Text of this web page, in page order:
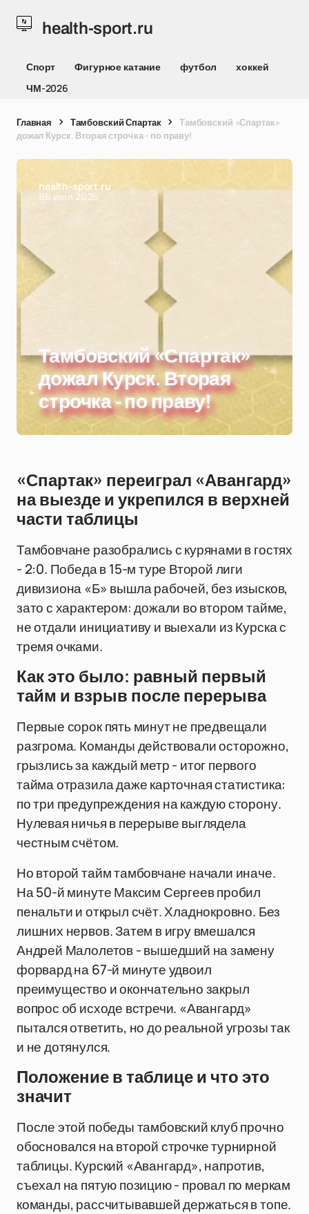
health-sport.ru
Спорт Фигурное катание футбол
хоккей
ЧМ-2026
Главная Тамбовский Спартак
Тамбовский «Спартак»
дожал Курск. Вторая строчка - по праву!
health-sport.ru
06 июл 2026
Тамбовский «Спартак»
дожал Курск. Вторая
строчка - по праву!
«Спартак» переиграл «Авангард»
на выезде и укрепился в верхней
части таблицы
Тамбовчане разобрались с курянами в гостях
- 2:0. Победа в 15-м туре Второй лиги
дивизиона «Б» вышла рабочей, без изысков,
зато с характером: дожали во втором тайме,
не отдали инициативу и выехали из Курска с
тремя очками.
Как это было: равный первый
тайм и взрыв после перерыва
Первые сорок пять минут не предвещали
разгрома. Команды действовали осторожно,
грызлись за каждый метр - итог первого
тайма отразила даже карточная статистика:
по три предупреждения на каждую сторону.
Нулевая ничья в перерыве выглядела
честным счётом.
Но второй тайм тамбовчане начали иначе.
На 50-й минуте Максим Сергеев пробил
пенальти и открыл счёт. Хладнокровно. Без
лишних нервов. Затем в игру вмешался
Андрей Малолетов - вышедший на замену
форвард на 67-й минуте удвоил
преимущество и окончательно закрыл
вопрос об исходе встречи. «Авангард»
пытался ответить, но до реальной угрозы так
и не дотянулся.
Положение в таблице и что это
значит
После этой победы тамбовский клуб прочно
обосновался на второй строчке турнирной
таблицы. Курский «Авангард», напротив,
съехал на пятую позицию - провал по меркам
команды, рассчитывавшей держаться в топе.